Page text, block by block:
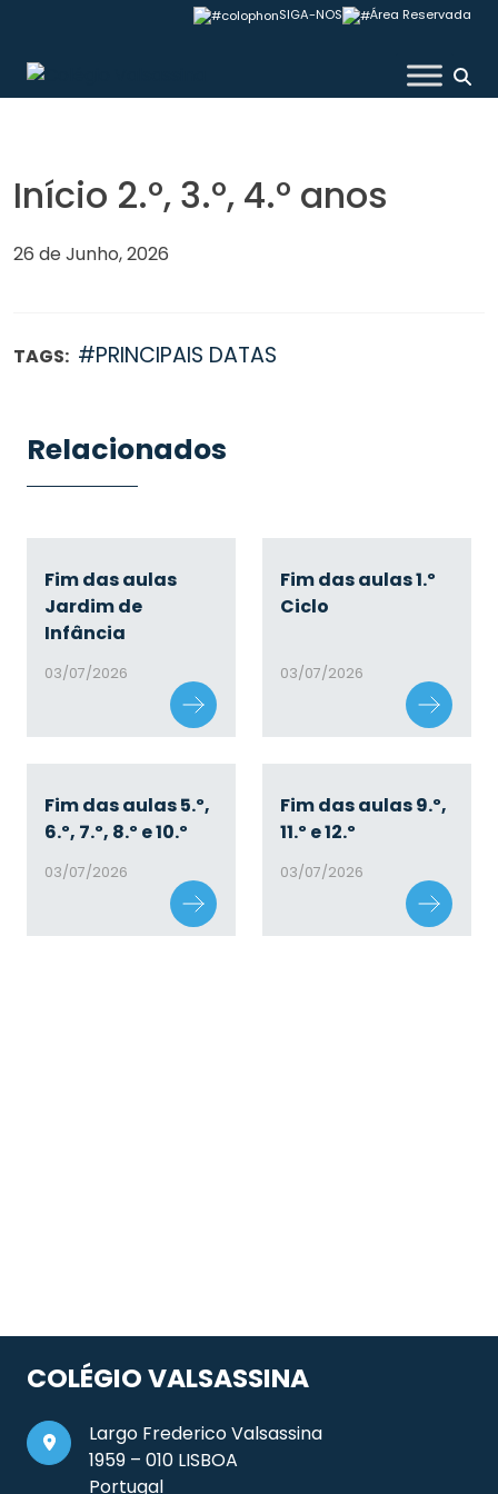
content
SIGA-NOS Área Reservada
Colégio Valsassina
Início 2.º, 3.º, 4.º anos
26 de Junho, 2026
TAGS: #PRINCIPAIS DATAS
Relacionados
Fim das aulas
Jardim de
Infância
03/07/2026
Fim das aulas 1.º
Ciclo
03/07/2026
Fim das aulas 5.º,
6.º, 7.º, 8.º e 10.º
03/07/2026
Fim das aulas 9.º,
11.º e 12.º
03/07/2026
COLÉGIO VALSASSINA
Largo Frederico Valsassina
1959 – 010 LISBOA
Portugal